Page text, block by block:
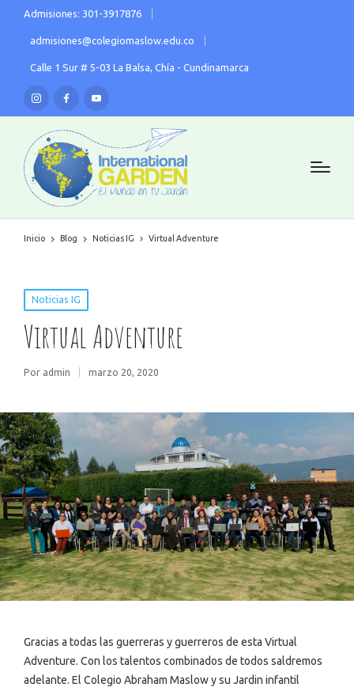
Admisiones: 301-3917876
admisiones@colegiomaslow.edu.co
Calle 1 Sur # 5-03 La Balsa, Chía - Cundinamarca
Inicio Blog Noticias IG Virtual Adventure
Noticias IG
Virtual Adventure
Por admin marzo 20, 2020
Gracias a todas las guerreras y guerreros de esta Virtual
Adventure. Con los talentos combinados de todos saldremos
adelante. El Colegio Abraham Maslow y su Jardin infantil